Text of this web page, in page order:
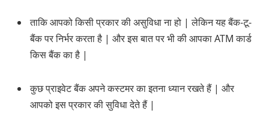
ताकि आपको किसी प्रकार की असुविधा ना हो | लेकिन यह बैंक-टू-
बैंक पर निर्भर करता है | और इस बात पर भी की आपका ATM कार्ड
किस बैंक का है |
कुछ प्राइवेट बैंक अपने कस्टमर का इतना ध्यान रखते हैं | और
आपको इस प्रकार की सुविधा देते हैं |